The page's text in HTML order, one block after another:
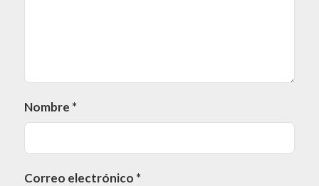
Nombre *
Correo electrónico *